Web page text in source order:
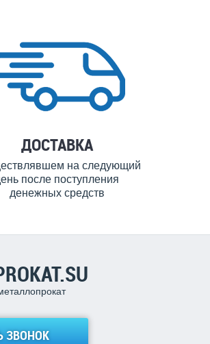
ДОСТАВКА
на следующий
после поступления
денежных средств
ЗВОНОК